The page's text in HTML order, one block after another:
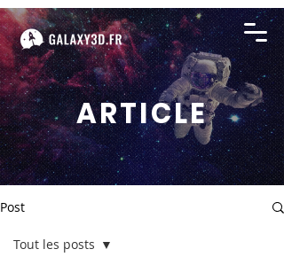
ARTICLE
Post
Tout les posts